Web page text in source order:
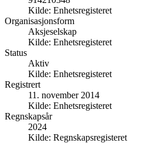
Kilde: Enhetsregisteret
Organisasjonsform
Aksjeselskap
Kilde: Enhetsregisteret
Status
Aktiv
Kilde: Enhetsregisteret
Registrert
11. november 2014
Kilde: Enhetsregisteret
Regnskapsår
2024
Kilde: Regnskapsregisteret